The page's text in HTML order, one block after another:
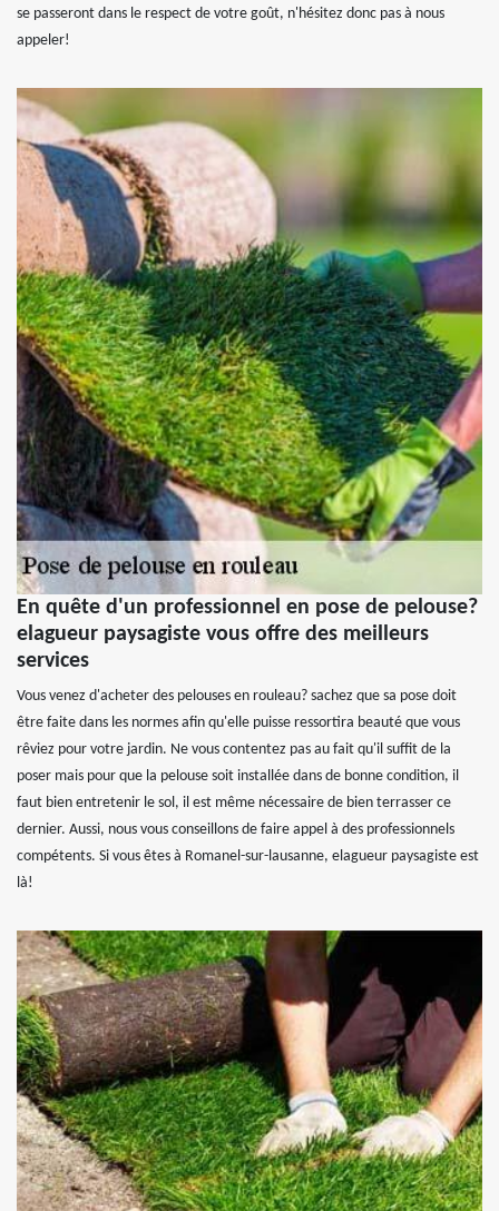
se passeront dans le respect de votre goût, n'hésitez donc pas à nous
appeler!
En quête d'un professionnel en pose de pelouse?
elagueur paysagiste vous offre des meilleurs
services
Vous venez d'acheter des pelouses en rouleau? sachez que sa pose doit
être faite dans les normes afin qu'elle puisse ressortira beauté que vous
rêviez pour votre jardin. Ne vous contentez pas au fait qu'il suffit de la
poser mais pour que la pelouse soit installée dans de bonne condition, il
faut bien entretenir le sol, il est même nécessaire de bien terrasser ce
dernier. Aussi, nous vous conseillons de faire appel à des professionnels
compétents. Si vous êtes à Romanel-sur-lausanne, elagueur paysagiste est
là!